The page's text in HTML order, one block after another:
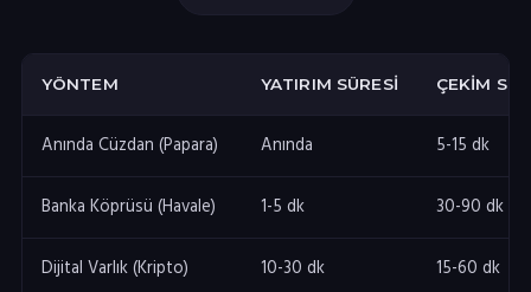
YÖNTEM YATIRIM SÜRESI ÇEKIM
Anında Cüzdan (Papara) Anında 5-15 dk
Banka Köprüsü (Havale) 1-5 dk 30-90 dk
Dijital Varlık (Kripto) 10-30 dk 15-60 dk